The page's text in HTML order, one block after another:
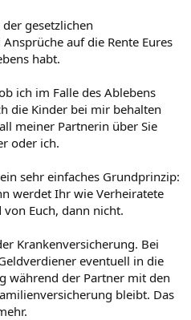
gesetzlichen
auf die Rente Eures
habt.
ich im Falle des Ablebens
die Kinder bei mir behalten
meiner Partnerin über Sie
oder ich.
sehr einfaches Grundprinzip:
werdet Ihr wie Verheiratete
Euch, dann nicht.
Krankenversicherung. Bei
eventuell in die
während der Partner mit den
bleibt. Das